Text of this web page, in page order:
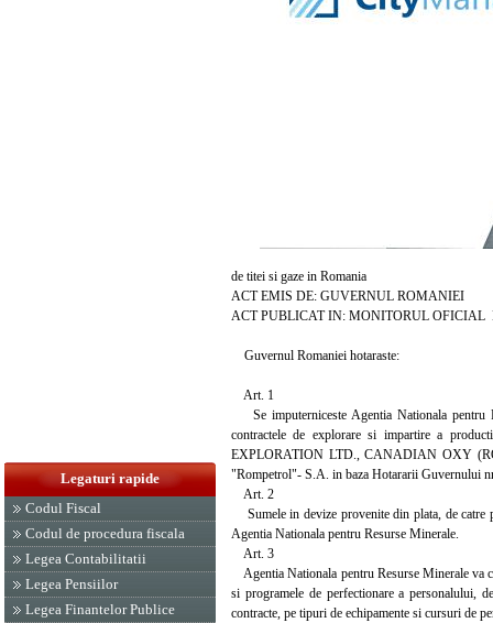
Legaturi rapide
Codul Fiscal
Codul de procedura fiscala
Legea Contabilitatii
Legea Pensiilor
Legea Finantelor Publice
de titei si gaze in Romania
ACT EMIS DE: GUVERNUL ROMANIEI
ACT PUBLICAT IN: MONITORUL OFICIAL
Guvernul Romaniei hotaraste:
Art. 1
Se imputerniceste Agentia Nationala pentru
contractele de explorare si impartire a
EXPLORATION LTD., CANADIAN OXY
"Rompetrol"- S.A. in baza Hotararii Guvernului
Art. 2
Sumele in devize provenite din plata, de catre
Agentia Nationala pentru Resurse Minerale.
Art. 3
Agentia Nationala pentru Resurse Minerale va
si programele de perfectionare a personalului,
contracte, pe tipuri de echipamente si cursuri de